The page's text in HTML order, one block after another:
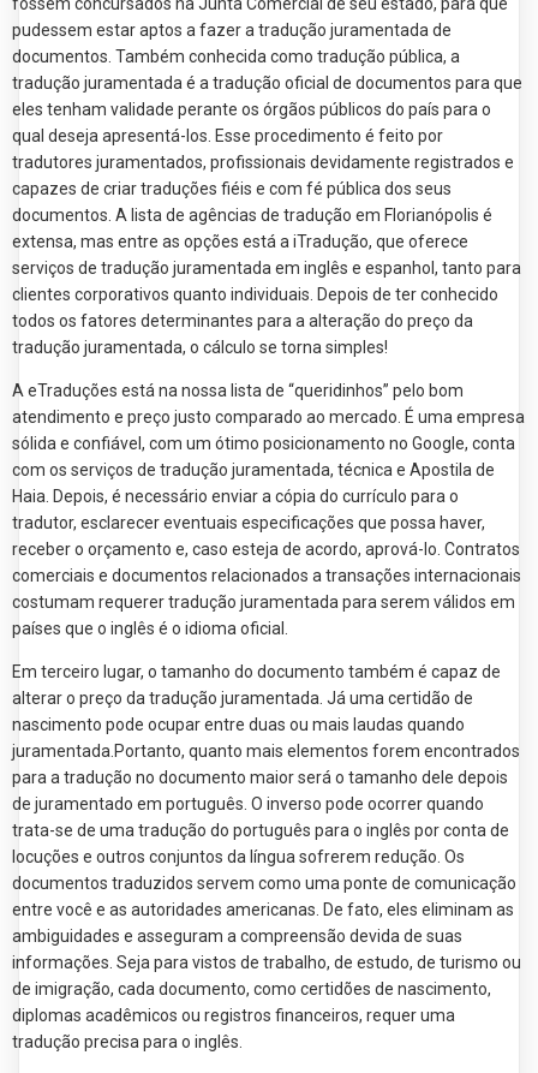
pudessem estar aptos a fazer a tradução juramentada de
documentos. Também conhecida como tradução pública, a
tradução juramentada é a tradução oficial de documentos para que
eles tenham validade perante os órgãos públicos do país para o
qual deseja apresentá-los. Esse procedimento é feito por
tradutores juramentados, profissionais devidamente registrados e
capazes de criar traduções fiéis e com fé pública dos seus
documentos. A lista de agências de tradução em Florianópolis é
extensa, mas entre as opções está a iTradução, que oferece
serviços de tradução juramentada em inglês e espanhol, tanto para
clientes corporativos quanto individuais. Depois de ter conhecido
todos os fatores determinantes para a alteração do preço da
tradução juramentada, o cálculo se torna simples!
A eTraduções está na nossa lista de “queridinhos” pelo bom
atendimento e preço justo comparado ao mercado. É uma empresa
sólida e confiável, com um ótimo posicionamento no Google, conta
com os serviços de tradução juramentada, técnica e Apostila de
Haia. Depois, é necessário enviar a cópia do currículo para o
tradutor, esclarecer eventuais especificações que possa haver,
receber o orçamento e, caso esteja de acordo, aprová-lo. Contratos
comerciais e documentos relacionados a transações internacionais
costumam requerer tradução juramentada para serem válidos em
países que o inglês é o idioma oficial.
Em terceiro lugar, o tamanho do documento também é capaz de
alterar o preço da tradução juramentada. Já uma certidão de
nascimento pode ocupar entre duas ou mais laudas quando
juramentada.Portanto, quanto mais elementos forem encontrados
para a tradução no documento maior será o tamanho dele depois
de juramentado em português. O inverso pode ocorrer quando
trata-se de uma tradução do português para o inglês por conta de
locuções e outros conjuntos da língua sofrerem redução. Os
documentos traduzidos servem como uma ponte de comunicação
entre você e as autoridades americanas. De fato, eles eliminam as
ambiguidades e asseguram a compreensão devida de suas
informações. Seja para vistos de trabalho, de estudo, de turismo ou
de imigração, cada documento, como certidões de nascimento,
diplomas acadêmicos ou registros financeiros, requer uma
tradução precisa para o inglês.